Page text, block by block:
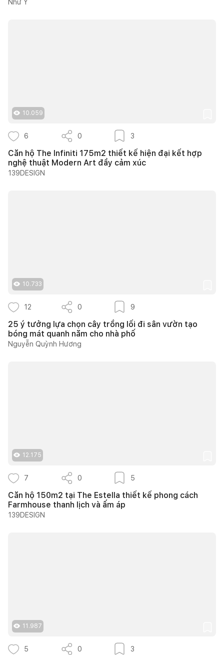
Như Ý
10.059
6 0 3
Căn hộ The Infiniti 175m2 thiết kế hiện đại kết hợp
nghệ thuật Modern Art đầy cảm xúc
139DESIGN
10.733
12 0 9
25 ý tưởng lựa chọn cây trồng lối đi sân vườn tạo
bóng mát quanh năm cho nhà phố
Nguyễn Quỳnh Hương
12.175
7 0 5
Căn hộ 150m2 tại The Estella thiết kế phong cách
Farmhouse thanh lịch và ấm áp
139DESIGN
11.987
5 0 3